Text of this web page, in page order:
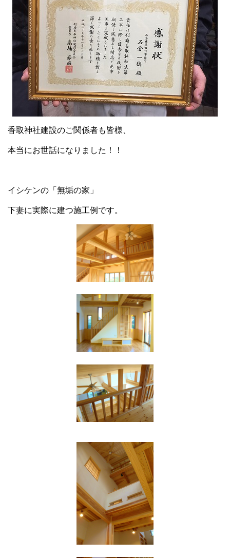
香取神社建設のご関係者も皆様、
本当にお世話になりました！！
イシケンの「無垢の家」
下妻に実際に建つ施工例です。